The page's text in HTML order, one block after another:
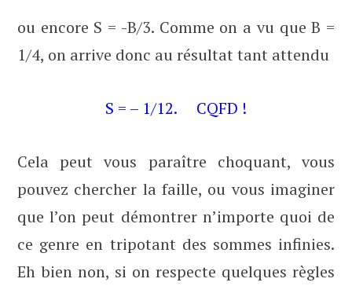
ou encore S = -B/3. Comme on a vu que B =
1/4, on arrive donc au résultat tant attendu
S = – 1/12. CQFD !
Cela peut vous paraître choquant, vous
pouvez chercher la faille, ou vous imaginer
que l’on peut démontrer n’importe quoi de
ce genre en tripotant des sommes infinies.
Eh bien non, si on respecte quelques règles